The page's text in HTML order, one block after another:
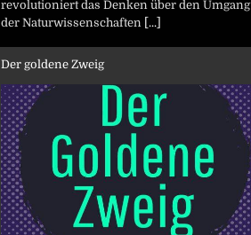
revolutioniert das Denken über den Umgang
der Naturwissenschaften [...]
Der goldene Zweig